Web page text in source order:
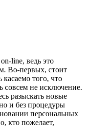
line, ведь это
Во-первых, стоит
того, что
совсем не исключение.
разыскать новые
и без процедуры
персональных
кто пожелает,